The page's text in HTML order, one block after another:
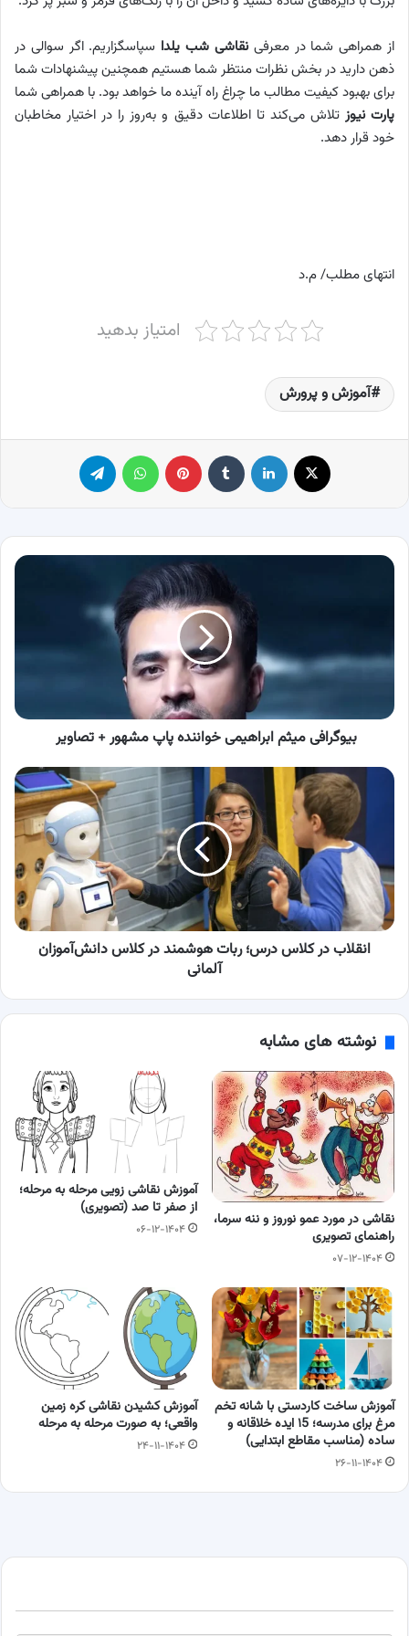
از همراهی شما در معرفی نقاشی شب یلدا سپاسگزاریم. اگر سوالی در
ذهن دارید در بخش نظرات منتظر شما هستیم همچنین پیشنهادات شما
برای بهبود کیفیت مطالب ما چراغ راه آینده ما خواهد بود. با همراهی شما
پارت نیوزتلاش می‌کند تا اطلاعات دقیق و به‌روز را در اختیار مخاطبان
خود قرار دهد.
انتهای مطلب/ م.د
امتیاز بدهید
آموزش و پرورش
لینکدین ‫تامبلر پینترست
بیوگرافی
مشهور
بیوگرافی میثم ابراهیمی خواننده پاپ مشهور + تصاویر
انقلاب
هوشمند
در
کلاس
دانش‌آموزان
آلمانیانقلاب در کلاس درس؛ ربات هوشمند در کلاس دانش‌آموزان
آلمانی
نوشته های مشابه
نقاشی در مورد عمو نوروز و ننه سرما،
راهنمای تصویری
۰۷-۱۲-۱۴۰۴
آموزش نقاشی زویی مرحله به مرحله؛
از صفر تا صد (تصویری)
۰۶-۱۲-۱۴۰۴
آموزش ساخت کاردستی با شانه تخم‌
مرغ برای مدرسه؛ ۱5 ایده خلاقانه و
ساده (مناسب مقاطع ابتدایی)
۲۶-۱۱-۱۴۰۴
آموزش کشیدن نقاشی کره زمین
واقعی؛ به صورت مرحله به مرحله
۲۴-۱۱-۱۴۰۴